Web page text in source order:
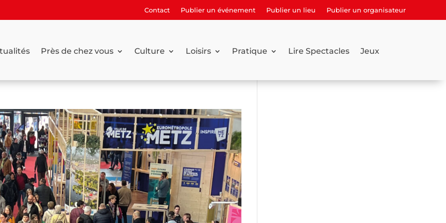
Contact Publier un événement Publier un lieu Publier un organisateur
Près de chez vous Culture Loisirs Pratique Lire Spectacles Jeux